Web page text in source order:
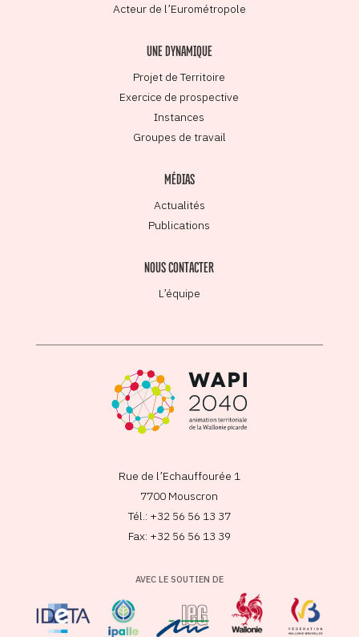
Acteur de l’Eurométropole
UNE DYNAMIQUE
Projet de Territoire
Exercice de prospective
Instances
Groupes de travail
MÉDIAS
Actualités
Publications
NOUS CONTACTER
L’équipe
Rue de l’Echauffourée 1
7700 Mouscron
Tél.: +32 56 56 13 37
Fax: +32 56 56 13 39
AVEC LE SOUTIEN DE